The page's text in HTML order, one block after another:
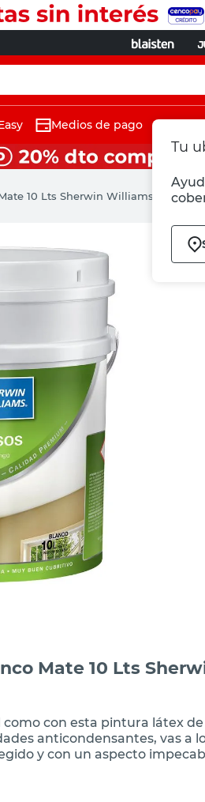
Tu
Medios de pago
10 Lts Sherwin Williams
Mate 10 Lts
con esta pintura látex
anticondensantes, vas a
y con un aspecto